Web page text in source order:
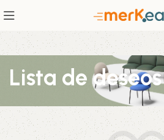
Lista de deseos